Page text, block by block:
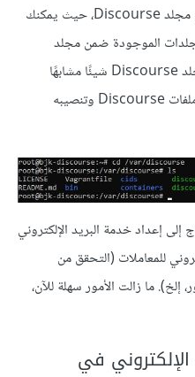
المفترض أن تكون متواجدًا الآن ضمن مجلد Discourse، حيث يمكنك
الموجودة ضمن مجلد
Discourse. يجب أن ترى ضمن مجلد Discourse شيئًا مشابهًا
للصورة أدناه، مما يؤكد وجود جميع ملفات Discourse وتنصيبه
إعداد خدمة البريد الإلكتروني
للمعاملات (التحقق من
إلخ). ما زالت الأمور سهلة للآن،
الإلكتروني في